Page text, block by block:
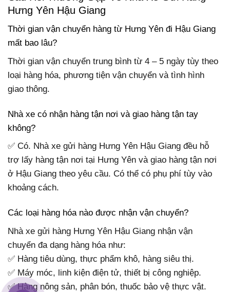
Hưng Yên Hậu Giang
Thời gian vận chuyển hàng từ Hưng Yên đi Hậu Giang
mất bao lâu?
Thời gian vận chuyển trung bình từ 4 – 5 ngày tùy theo
loại hàng hóa, phương tiện vận chuyển và tình hình
giao thông.
Nhà xe có nhận hàng tận nơi và giao hàng tận tay
không?
✅ Có. Nhà xe gửi hàng Hưng Yên Hậu Giang đều hỗ
trợ lấy hàng tận nơi tại Hưng Yên và giao hàng tận nơi
ở Hậu Giang theo yêu cầu. Có thể có phụ phí tùy vào
khoảng cách.
Các loại hàng hóa nào được nhận vận chuyển?
Nhà xe gửi hàng Hưng Yên Hậu Giang nhận vận
chuyển đa dạng hàng hóa như:
✅ Hàng tiêu dùng, thực phẩm khô, hàng siêu thị.
✅ Máy móc, linh kiện điện tử, thiết bị công nghiệp.
✅ Hàng nông sản, phân bón, thuốc bảo vệ thực vật.